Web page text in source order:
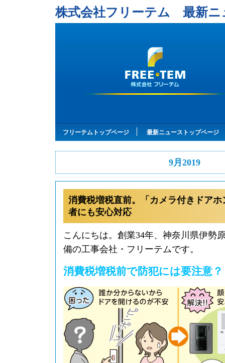
株式会社フリーテム 最新ニ
フリーテムトップページ 最新ニューストップページ
9月2019
消費税増税直前。「カメラ付きドア
者にも安心対応
こんにちは。創業34年、神奈川県伊勢
備の工事会社・フリーテムです。
消費税増税前で防犯には要注意？